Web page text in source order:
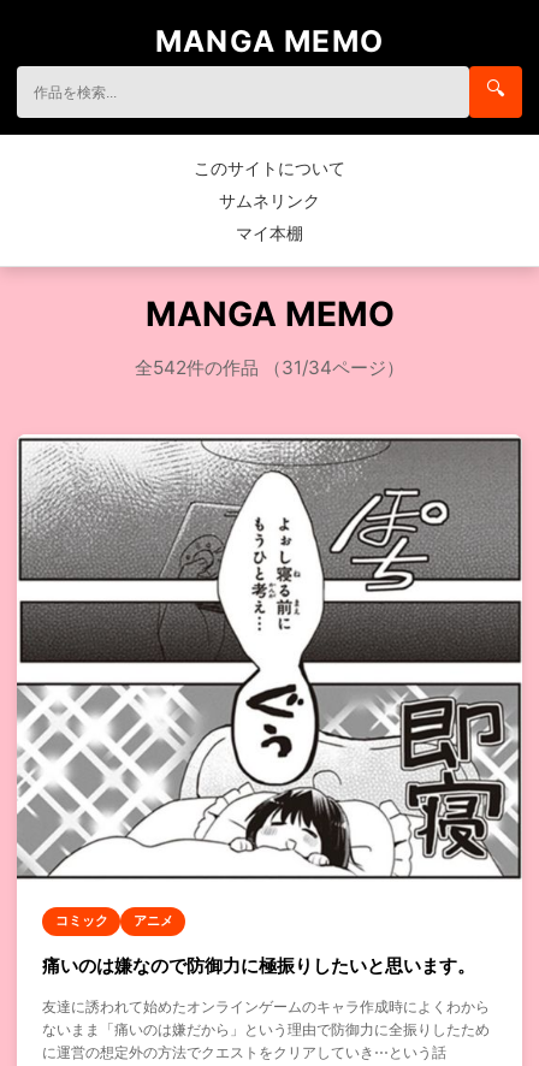
MANGA MEMO
🔍
このサイトについて
サムネリンク
マイ本棚
MANGA MEMO
全542件の作品 （31/34ページ）
コミック アニメ
痛いのは嫌なので防御力に極振りしたいと思います。
友達に誘われて始めたオンラインゲームのキャラ作成時によくわから
ないまま「痛いのは嫌だから」という理由で防御力に全振りしたため
に運営の想定外の方法でクエストをクリアしていき⋯という話